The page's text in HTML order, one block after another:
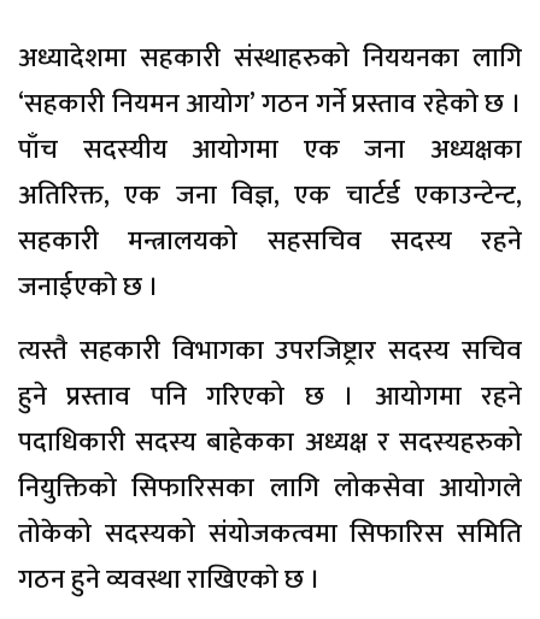
अध्यादेशमा सहकारी संस्थाहरुको निययनका लागि
‘सहकारी नियमन आयोग’ गठन गर्ने प्रस्ताव रहेकाे छ ।
पाँच सदस्यीय आयोगमा एक जना अध्यक्षका
अतिरिक्त, एक जना विज्ञ, एक चार्टर्ड एकाउन्टेन्ट,
सहकारी मन्त्रालयको सहसचिव सदस्य रहने
जनाईएकाे छ ।
त्यस्तै सहकारी विभागका उपरजिष्ट्रार सदस्य सचिव
हुने प्रस्ताव पनि गरिएको छ । आयोगमा रहने
पदाधिकारी सदस्य बाहेकका अध्यक्ष र सदस्यहरुको
नियुक्तिको सिफारिसका लागि लोकसेवा आयोगले
तोकेको सदस्यको संयोजकत्वमा सिफारिस समिति
गठन हुने व्यवस्था राखिएकाे छ ।